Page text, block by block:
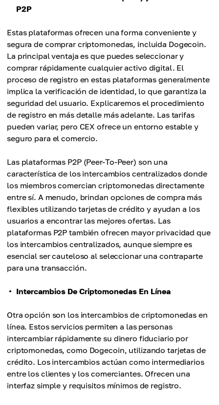
P2P
Estas plataformas ofrecen una forma conveniente y
segura de comprar criptomonedas, incluida Dogecoin.
La principal ventaja es que puedes seleccionar y
comprar rápidamente cualquier activo digital. El
proceso de registro en estas plataformas generalmente
implica la verificación de identidad, lo que garantiza la
seguridad del usuario. Explicaremos el procedimiento
de registro en más detalle más adelante. Las tarifas
pueden variar, pero CEX ofrece un entorno estable y
seguro para el comercio.
Las plataformas P2P (Peer-To-Peer) son una
característica de los intercambios centralizados donde
los miembros comercian criptomonedas directamente
entre sí. A menudo, brindan opciones de compra más
flexibles utilizando tarjetas de crédito y ayudan a los
usuarios a encontrar las mejores ofertas. Las
plataformas P2P también ofrecen mayor privacidad que
los intercambios centralizados, aunque siempre es
esencial ser cauteloso al seleccionar una contraparte
para una transacción.
Intercambios De Criptomonedas En Línea
Otra opción son los intercambios de criptomonedas en
línea. Estos servicios permiten a las personas
intercambiar rápidamente su dinero fiduciario por
criptomonedas, como Dogecoin, utilizando tarjetas de
crédito. Los intercambios actúan como intermediarios
entre los clientes y los comerciantes. Ofrecen una
interfaz simple y requisitos mínimos de registro.